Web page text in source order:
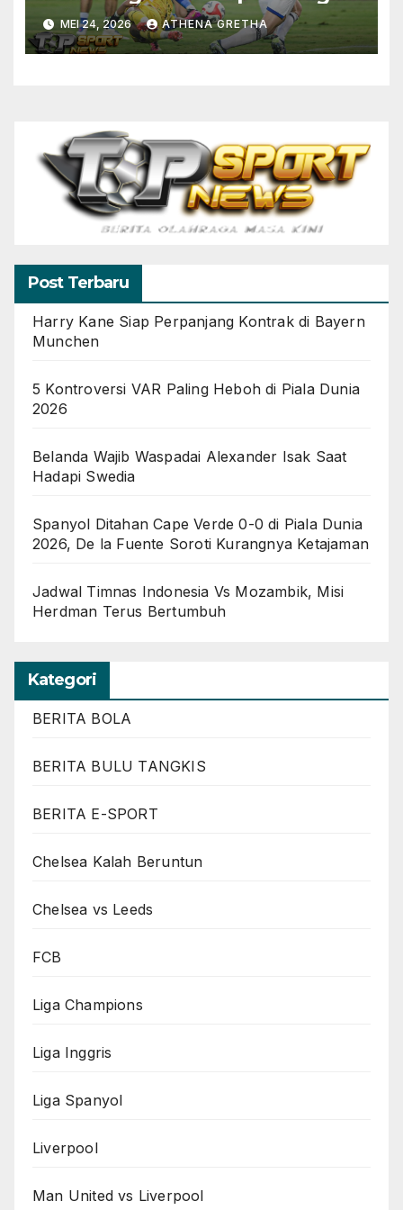
2025-2026
MEI 24, 2026 ATHENA GRETHA
Post Terbaru
Harry Kane Siap Perpanjang Kontrak di Bayern
Munchen
5 Kontroversi VAR Paling Heboh di Piala Dunia
2026
Belanda Wajib Waspadai Alexander Isak Saat
Hadapi Swedia
Spanyol Ditahan Cape Verde 0-0 di Piala Dunia
2026, De la Fuente Soroti Kurangnya Ketajaman
Jadwal Timnas Indonesia Vs Mozambik, Misi
Herdman Terus Bertumbuh
Kategori
BERITA BOLA
BERITA BULU TANGKIS
BERITA E-SPORT
Chelsea Kalah Beruntun
Chelsea vs Leeds
FCB
Liga Champions
Liga Inggris
Liga Spanyol
Liverpool
Man United vs Liverpool